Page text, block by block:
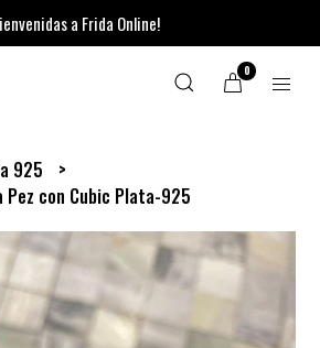
a Frida Online!
0
925
con Cubic Plata-925